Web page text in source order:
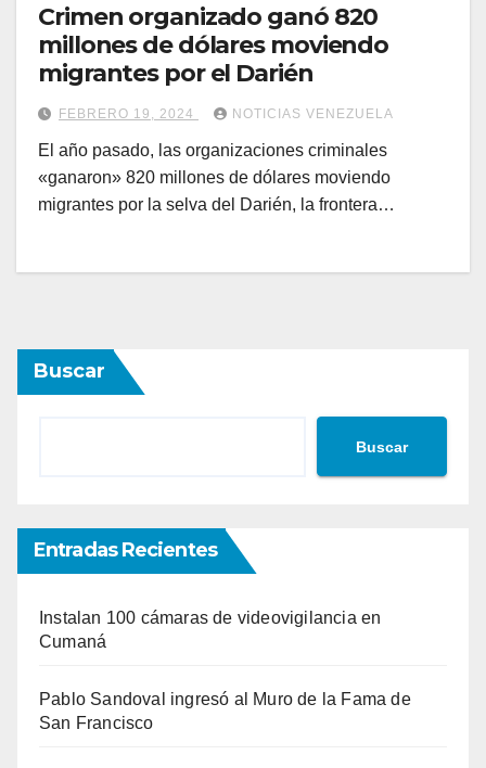
Crimen organizado ganó 820
millones de dólares moviendo
migrantes por el Darién
FEBRERO 19, 2024 NOTICIAS VENEZUELA
El año pasado, las organizaciones criminales
«ganaron» 820 millones de dólares moviendo
migrantes por la selva del Darién, la frontera…
Buscar
Buscar
Entradas Recientes
Instalan 100 cámaras de videovigilancia en
Cumaná
Pablo Sandoval ingresó al Muro de la Fama de
San Francisco